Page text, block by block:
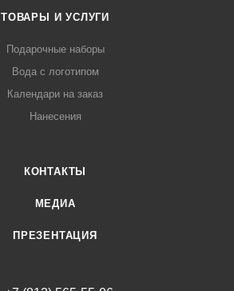
ТОВАРЫ И УСЛУГИ
Подарочные наборы
Вода с логотипом
Календари на заказ
Нанесения
КОНТАКТЫ
МЕДИА
ПРЕЗЕНТАЦИЯ